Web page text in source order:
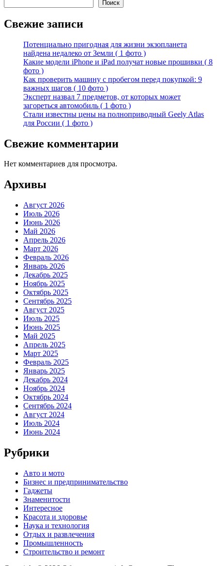
Поиск
Свежие записи
Потенциально пригодная для жизни экзопланета
найдена недалеко от Земли ( 1 фото )
Какие модели iPhone и iPad получат новые прошивки ( 8
фото )
Как проверить машину с пробегом перед покупкой: 9
важных шагов ( 10 фото )
Эксперт назвал 7 предметов, от которых может
загореться автомобиль ( 1 фото )
Стали известны цены на полноприводный Geely Atlas
для России ( 1 фото )
Свежие комментарии
Нет комментариев для просмотра.
Архивы
Август 2026
Июль 2026
Июнь 2026
Май 2026
Апрель 2026
Март 2026
Февраль 2026
Январь 2026
Декабрь 2025
Ноябрь 2025
Октябрь 2025
Сентябрь 2025
Август 2025
Июль 2025
Июнь 2025
Май 2025
Апрель 2025
Март 2025
Февраль 2025
Январь 2025
Декабрь 2024
Ноябрь 2024
Октябрь 2024
Сентябрь 2024
Август 2024
Июль 2024
Июнь 2024
Рубрики
Авто и мото
Бизнес и предпринимательство
Гаджеты
Знаменитости
Интересное
Красота и здоровье
Наука и технология
Отдых и развлечения
Промышленность
Строительство и ремонт